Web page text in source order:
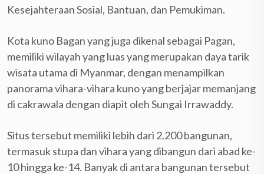
Kesejahteraan Sosial, Bantuan, dan Pemukiman.
Kota kuno Bagan yang juga dikenal sebagai Pagan,
memiliki wilayah yang luas yang merupakan daya tarik
wisata utama di Myanmar, dengan menampilkan
panorama vihara-vihara kuno yang berjajar memanjang
di cakrawala dengan diapit oleh Sungai Irrawaddy.
Situs tersebut memiliki lebih dari 2.200 bangunan,
termasuk stupa dan vihara yang dibangun dari abad ke-
10 hingga ke-14. Banyak di antara bangunan tersebut